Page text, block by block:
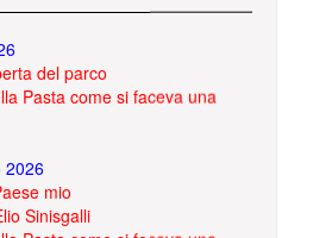
del parco
Pasta come si faceva una
mio
Sinisgalli
Pasta come si faceva una